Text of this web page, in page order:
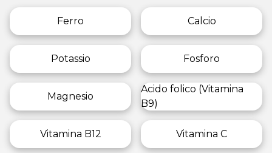
Ferro Calcio
Potassio Fosforo
Magnesio
Acido folico (Vitamina
B9)
Vitamina B12 Vitamina C